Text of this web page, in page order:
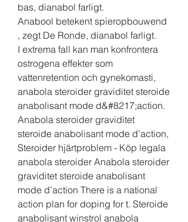
bas, dianabol farligt.
Anabool betekent spieropbouwend
, zegt De Ronde, dianabol farligt.
I extrema fall kan man konfrontera
ostrogena effekter som
vattenretention och gynekomasti,
anabola steroider graviditet steroide
anabolisant mode d&#8217;action.
Anabola steroider graviditet
steroide anabolisant mode d’action,
Steroider hjärtproblem - Köp legala
anabola steroider Anabola steroider
graviditet steroide anabolisant
mode d’action There is a national
action plan for doping for t. Steroide
anabolisant winstrol anabola